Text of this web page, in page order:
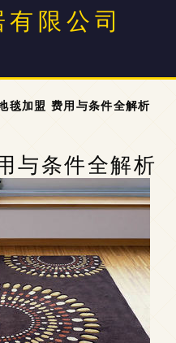
限公司
毯加盟 费用与条件全解析
与条件全解析